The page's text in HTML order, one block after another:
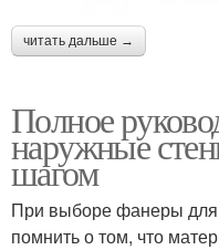
читать дальше →
Полное
наружные
шагом
При выборе фанеры для
помнить о том, что